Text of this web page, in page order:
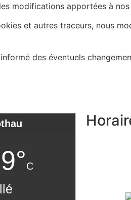
modifications apportées à
et autres traceurs, nous
des éventuels
C